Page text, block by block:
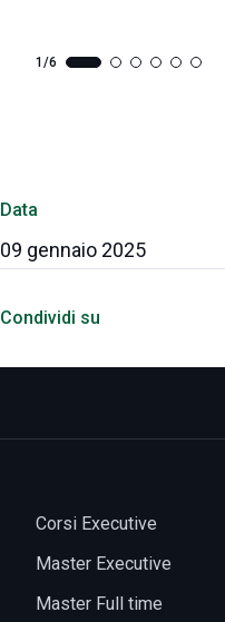
Data
09 gennaio 2025
Condividi su
1/6
Corsi Executive
Master Executive
Master Full time